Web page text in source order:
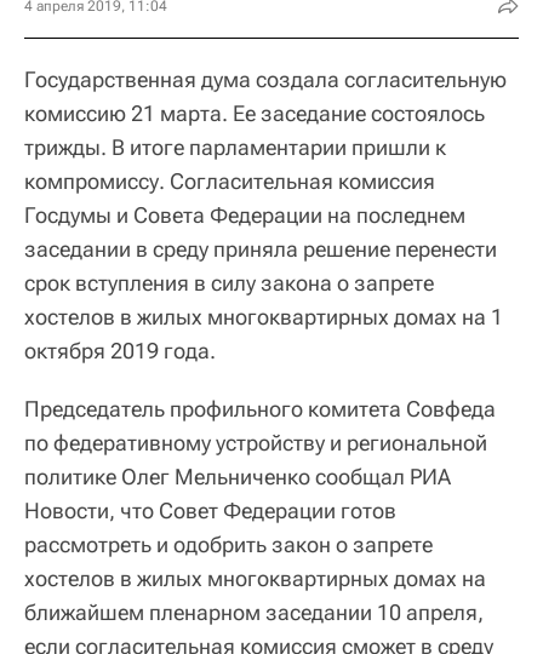
4 апреля 2019, 11:04
Государственная дума создала согласительную
комиссию 21 марта. Ее заседание состоялось
трижды. В итоге парламентарии пришли к
компромиссу. Согласительная комиссия
Госдумы и Совета Федерации на последнем
заседании в среду приняла решение перенести
срок вступления в силу закона о запрете
хостелов в жилых многоквартирных домах на 1
октября 2019 года.
Председатель профильного комитета Совфеда
по федеративному устройству и региональной
политике Олег Мельниченко сообщал РИА
Новости, что Совет Федерации готов
рассмотреть и одобрить закон о запрете
хостелов в жилых многоквартирных домах на
ближайшем пленарном заседании 10 апреля,
если согласительная комиссия сможет в среду